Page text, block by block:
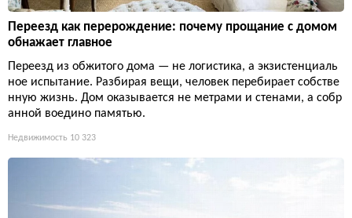
Переезд как перерождение: почему прощание с домом
обнажает главное
Переезд из обжитого дома — не логистика, а экзистенциаль
ное испытание. Разбирая вещи, человек перебирает собстве
нную жизнь. Дом оказывается не метрами и стенами, а собр
анной воедино памятью.
Недвижимость 10 323